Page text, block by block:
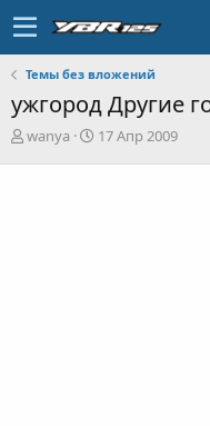
Темы без вложений
ужгород Другие
А
wanya
Д
17 Апр 2009